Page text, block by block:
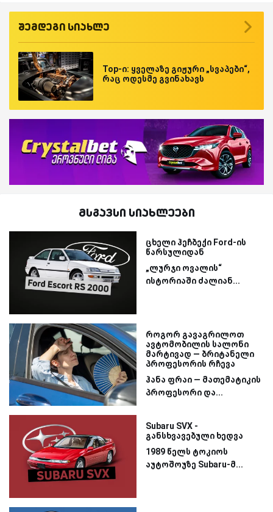
შემდეგი სიახლე
Top-ი: ყველაზე გიჟური „სვაპები“,
რაც ოდესმე გვინახავს
მსგავსი სიახლეები
ცხელი ჰეჩბექი Ford-ის
წარსულიდან
„ლურჯი ოვალის“
ისტორიაში ძალიან...
როგორ გავაგრილოთ
ავტომობილის სალონი
მარტივად — ბრიტანელი
პროფესორის რჩევა
ჰანა ფრაი — მათემატიკის
პროფესორი და...
Subaru SVX -
განსხვავებული ხედვა
1989 წელს ტოკიოს
აუტოშოუზე Subaru-მ...